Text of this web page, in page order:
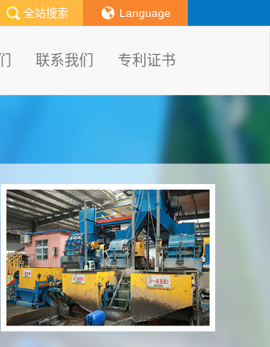
Language
全站搜索
联系我们 专利证书